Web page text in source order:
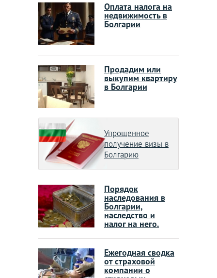
Оплата налога на
недвижимость в
Болгарии
Продадим или
выкупим квартиру
в Болгарии
Упрощенное
получение визы в
Болгарию
Порядок
наследования в
Болгарии,
наследство и
налог на него.
Ежегодная сводка
от страховой
компании о